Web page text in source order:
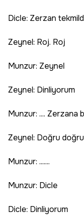
Dicle: Zerzan
Zeynel: Roj. Roj
Munzur: Zeynel
Zeynel: Dinliyorum
Munzur: .... Zerzana
Zeynel: Doğru
Munzur: .......
Munzur: Dicle
Dicle: Dinliyorum